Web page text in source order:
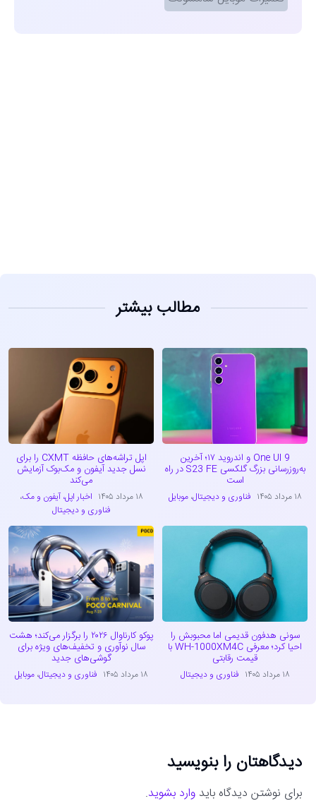
مطالب بیشتر
One UI 9 و اندروید ۱۷؛ آخرین
به‌روزرسانی بزرگ گلکسی S23 FE در راه
است
۱۸ مرداد ۱۴۰۵ فناوری و دیجیتال،موبایل
اپل تراشه‌های حافظه CXMT را برای
نسل جدید آیفون و مک‌بوک آزمایش
می‌کند
۱۸ مرداد ۱۴۰۵ اخبار اپل، آیفون و مک،
فناوری و دیجیتال
سونی هدفون قدیمی اما محبوبش را
احیا کرد؛ معرفی WH-1000XM4C با
قیمت رقابتی
۱۸ مرداد ۱۴۰۵ فناوری و دیجیتال
پوکو کارناوال ۲۰۲۶ را برگزار می‌کند؛ هشت
سال نوآوری و تخفیف‌های ویژه برای
گوشی‌های جدید
۱۸ مرداد ۱۴۰۵ فناوری و دیجیتال،موبایل
دیدگاهتان را بنویسید
برای نوشتن دیدگاه باید وارد بشوید.